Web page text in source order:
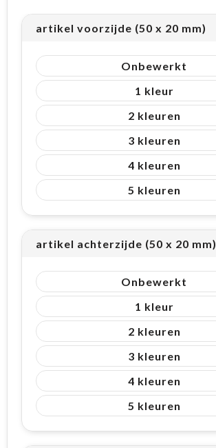
artikel voorzijde (50 x 20 mm)
Onbewerkt
1
2
3
4
5
artikel achterzijde (50 x 20 mm)
Onbewerkt
1
2
3
4
5